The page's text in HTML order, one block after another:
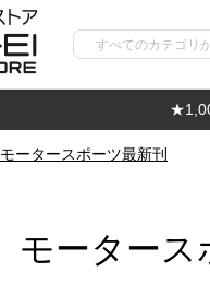
モータースポーツ最新刊
モータース